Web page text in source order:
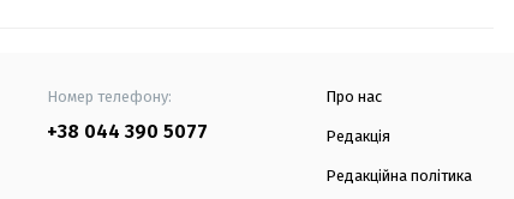
Номер телефону:
+38 044 390 5077
Про нас
Редакція
Редакційна політика